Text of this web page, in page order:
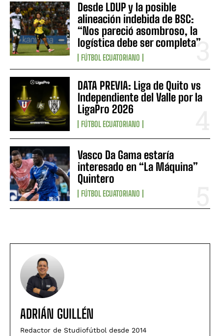
Desde LDUP y la posible
alineación indebida de BSC:
“Nos pareció asombroso, la
logística debe ser completa”
FÚTBOL ECUATORIANO
DATA PREVIA: Liga de Quito vs
Independiente del Valle por la
LigaPro 2026
FÚTBOL ECUATORIANO
Vasco Da Gama estaría
interesado en “La Máquina”
Quintero
FÚTBOL ECUATORIANO
ADRIÁN GUILLÉN
Redactor de Studiofútbol desde 2014